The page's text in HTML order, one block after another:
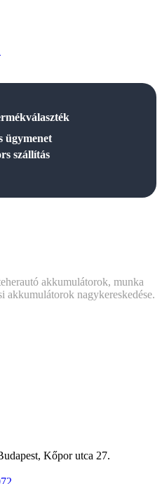
ügymenet
szállítás
akkumulátorok, munka
akkumulátorok nagykereskedése.
Kőpor utca 27.